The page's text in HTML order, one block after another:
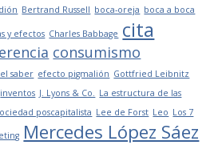
Bertrand Russell boca-oreja boca a boca
y efectos Charles Babbage cita
consumismo
saber efecto pigmalión Gottfried Leibnitz
inventos J. Lyons & Co. La estructura de las
poscapitalista Lee de Forst Leo Los 7
Mercedes López Sáez